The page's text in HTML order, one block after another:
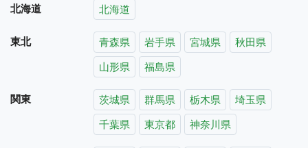
北海道 北海道
東北 青森県 岩手県 宮城県
秋田県
山形県
福島県
関東 茨城県 群馬県 栃木県
埼玉県
千葉県
東京都 神奈川県